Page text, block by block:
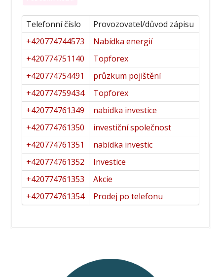
Telefonní číslo
Provozovatel/důvod zápisu
+420774744573
Nabídka energií
+420774751140
Topforex
+420774754491
průzkum pojištění
+420774759434
Topforex
+420774761349
nabidka investice
+420774761350
investiční společnost
+420774761351
nabídka investic
+420774761352
Investice
+420774761353
Akcie
+420774761354
Prodej po telefonu